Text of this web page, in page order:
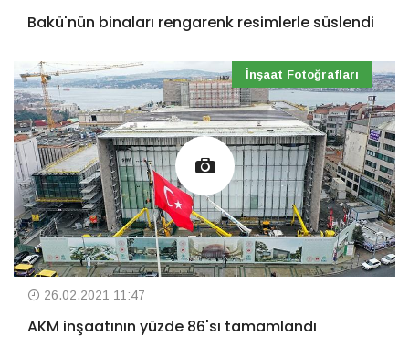
Bakü'nün binaları rengarenk resimlerle süslendi
İnşaat Fotoğrafları
26.02.2021 11:47
AKM inşaatının yüzde 86'sı tamamlandı